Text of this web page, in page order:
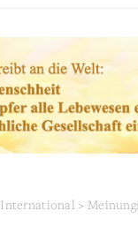
International >